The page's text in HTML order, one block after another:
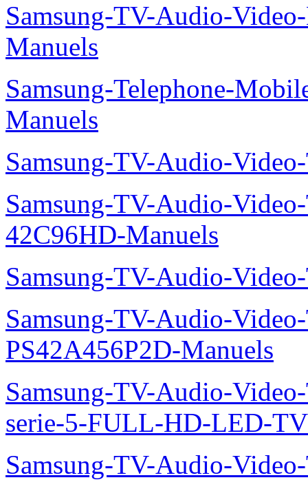
Samsung-TV-Audio-
Manuels
Samsung-Telephone-
Manuels
Samsung-TV-Audio-
Samsung-TV-Audio-
42C96HD-Manuels
Samsung-TV-Audio-
Samsung-TV-Audio-
PS42A456P2D-Manuels
Samsung-TV-Audio-
serie-5-FULL-HD-LED-
Samsung-TV-Audio-